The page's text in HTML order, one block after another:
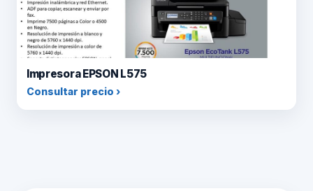
Impresora EPSON L575
Consultar precio ›